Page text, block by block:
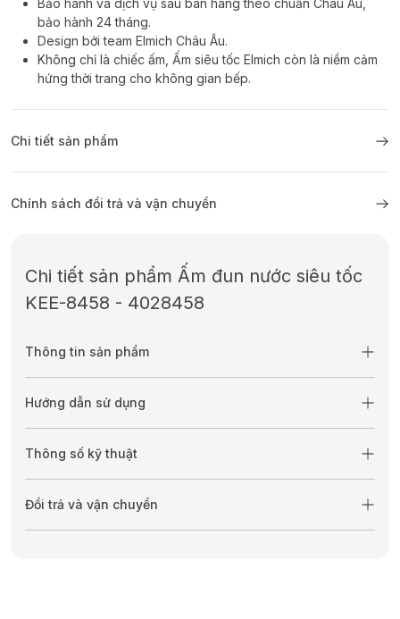
Bảo hành và dịch vụ sau bán hàng theo chuẩn Châu Âu,
bảo hành 24 tháng.
Design bởi team Elmich Châu Âu.
Không chỉ là chiếc ấm, Ấm siêu tốc Elmich còn là niềm cảm
hứng thời trang cho không gian bếp.
Chi tiết sản phẩm
Chính sách đổi trả và vận chuyển
Chi tiết sản phẩm Ấm đun nước siêu tốc
KEE-8458 - 4028458
Thông tin sản phẩm
Hướng dẫn sử dụng
Thông số kỹ thuật
Đổi trả và vận chuyển